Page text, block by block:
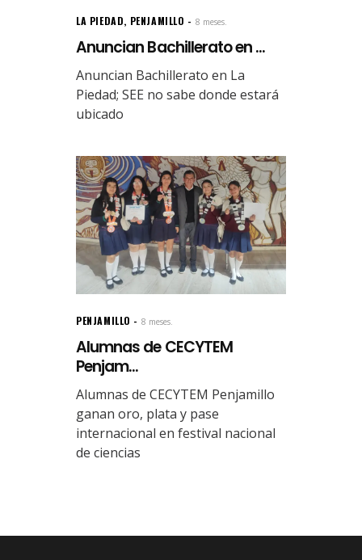
LA PIEDAD, PENJAMILLO 8 meses.
Anuncian Bachillerato en ...
Anuncian Bachillerato en La
Piedad; SEE no sabe donde estará
ubicado
PENJAMILLO 8 meses.
Alumnas de CECYTEM
Penjam...
Alumnas de CECYTEM Penjamillo
ganan oro, plata y pase
internacional en festival nacional
de ciencias